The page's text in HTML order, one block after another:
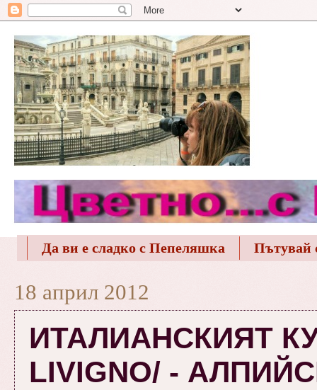
Да ви е сладко с Пепеляшка Пътувай
18 април 2012
ИТАЛИАНСКИЯТ
LIVIGNO/ -